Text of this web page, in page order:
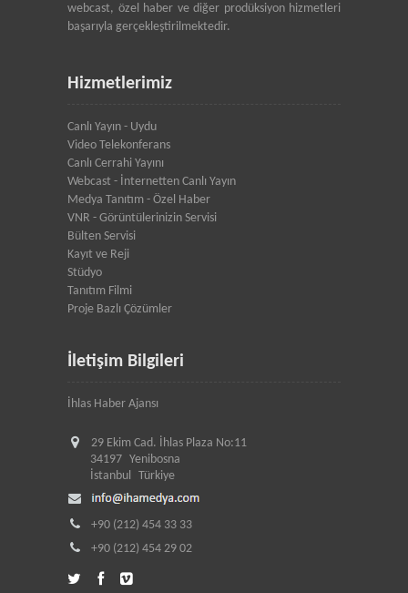
webcast, özel haber ve diğer prodüksiyon hizmetleri
başarıyla gerçekleştirilmektedir.
Hizmetlerimiz
Canlı Yayın - Uydu
Video Telekonferans
Canlı Cerrahi Yayını
Webcast - İnternetten Canlı Yayın
Medya Tanıtım - Özel Haber
VNR - Görüntülerinizin Servisi
Bülten Servisi
Kayıt ve Reji
Stüdyo
Tanıtım Filmi
Proje Bazlı Çözümler
İletişim Bilgileri
İhlas Haber Ajansı
29 Ekim Cad. İhlas Plaza No:11
34197 Yenibosna
İstanbul
Türkiye
+90 (212) 454 33 33
+90 (212) 454 29 02